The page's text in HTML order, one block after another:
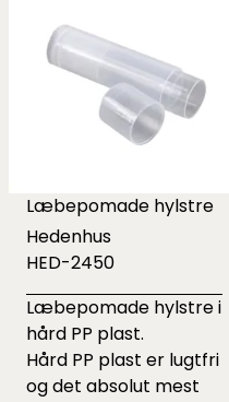
Læbepomade hylstre
Hedenhus
HED-2450
Læbepomade hylstre i
hård PP plast.
Hård PP plast er lugtfri
og det absolut mest